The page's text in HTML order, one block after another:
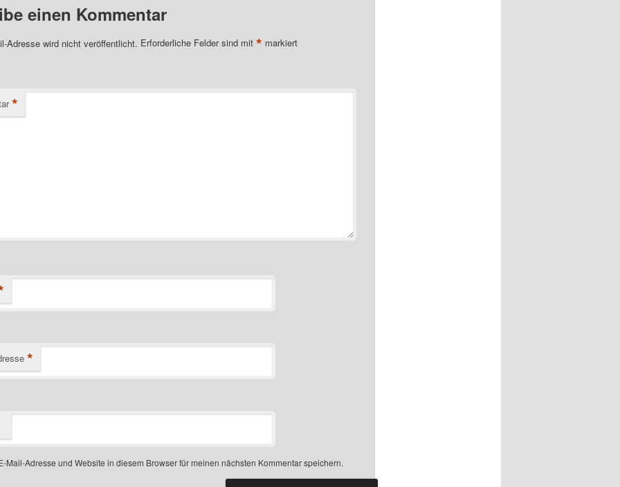
einen Kommentar
Adresse wird nicht veröffentlicht. Erforderliche Felder sind mit * markiert
*
*
Mail-Adresse und Website in diesem Browser für meinen nächsten Kommentar speichern.